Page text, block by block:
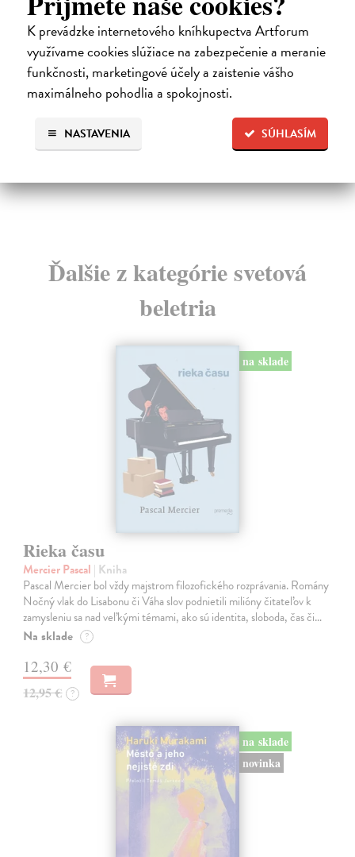
K prevádzke internetového kníhkupectva Artforum
využívame cookies slúžiace na zabezpečenie a meranie
funkčnosti, marketingové účely a zaistenie vášho
maximálneho pohodlia a spokojnosti.
SÚHLASÍM
NASTAVENIA
Sila zániku
Kovár Branislav| Kniha
Súčasné krízy sú podobné tým minulým. Ľudstvo
aj v minulosti bojovalo s problémami a ohrozovali ho k...
13,25 €
Ďalšie z kategórie svetová
beletria
na sklade
Rieka času
Mercier Pascal | Kniha
Pascal Mercier bol vždy majstrom filozofického rozprávania. Romány
Nočný vlak do Lisabonu či Váha slov podnietili milióny čitateľov k
zamysleniu sa nad veľkými témami, ako sú identita, sloboda, čas či…
Na sklade ?
12,30 €
12,95 € ?
na sklade
novinka